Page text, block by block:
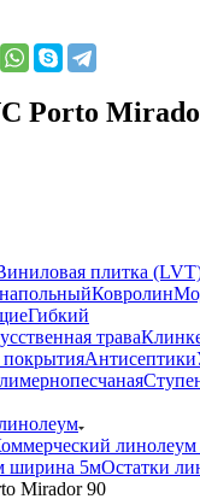
Porto
плитка
Ковролин
Гибкий
трава
Антисептики
ширина 5мОстатки
Mirador 90